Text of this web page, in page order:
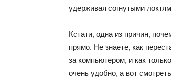
удерживая согнутыми
Кстати, одна из причин,
прямо. Не знаете, как
за компьютером, и как
очень удобно, а вот